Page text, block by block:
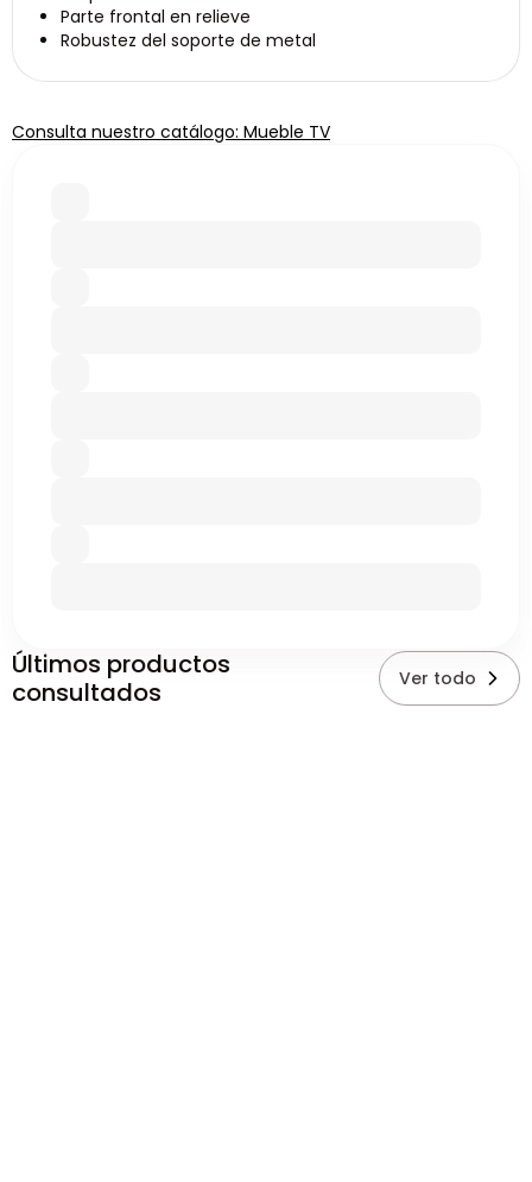
Parte frontal en relieve
Robustez del soporte de metal
Consulta nuestro catálogo: Mueble TV
Últimos productos
consultados
Ver todo